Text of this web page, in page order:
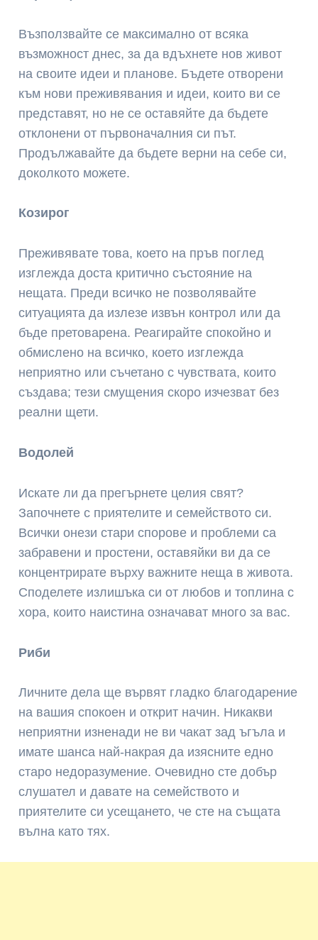
Възползвайте се максимално от всяка
възможност днес, за да вдъхнете нов живот
на своите идеи и планове. Бъдете отворени
към нови преживявания и идеи, които ви се
представят, но не се оставяйте да бъдете
отклонени от първоначалния си път.
Продължавайте да бъдете верни на себе си,
доколкото можете.
Козирог
Преживявате това, което на пръв поглед
изглежда доста критично състояние на
нещата. Преди всичко не позволявайте
ситуацията да излезе извън контрол или да
бъде претоварена. Реагирайте спокойно и
обмислено на всичко, което изглежда
неприятно или съчетано с чувствата, които
създава; тези смущения скоро изчезват без
реални щети.
Водолей
Искате ли да прегърнете целия свят?
Започнете с приятелите и семейството си.
Всички онези стари спорове и проблеми са
забравени и простени, оставяйки ви да се
концентрирате върху важните неща в живота.
Споделете излишъка си от любов и топлина с
хора, които наистина означават много за вас.
Риби
Личните дела ще вървят гладко благодарение
на вашия спокоен и открит начин. Никакви
неприятни изненади не ви чакат зад ъгъла и
имате шанса най-накрая да изясните едно
старо недоразумение. Очевидно сте добър
слушател и давате на семейството и
приятелите си усещането, че сте на същата
вълна като тях.